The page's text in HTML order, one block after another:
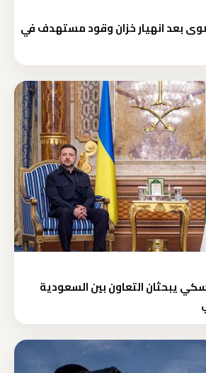
بعد انهيار خزان وقود مستهدف في
يبحثان التعاون بين السعودية